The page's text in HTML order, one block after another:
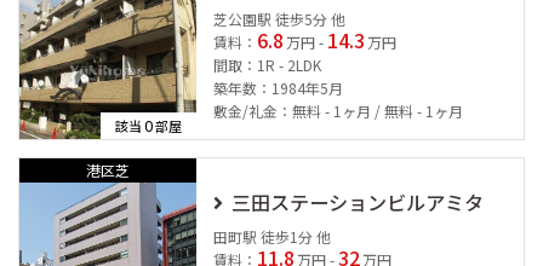
該当0部屋
芝公園駅 徒歩5分 他
賃料： 6.8 万円 - 14.3 万円
間取：1R - 2LDK
築年数：1984年5月
敷金/礼金：無料 - 1ヶ月 / 無料 - 1ヶ月
港区芝
三田ステーションビルアミタ
田町駅 徒歩1分 他
賃料： 11.8 万円 -32 万円